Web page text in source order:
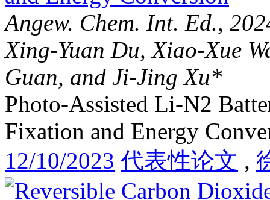
Angew. Chem. Int. Ed.,
Xing-Yuan Du, Xiao-Xue
Guan, and Ji-Jing Xu*
Photo-Assisted Li-N2
Fixation and Energy
12/10/2023 代表性论文 ,